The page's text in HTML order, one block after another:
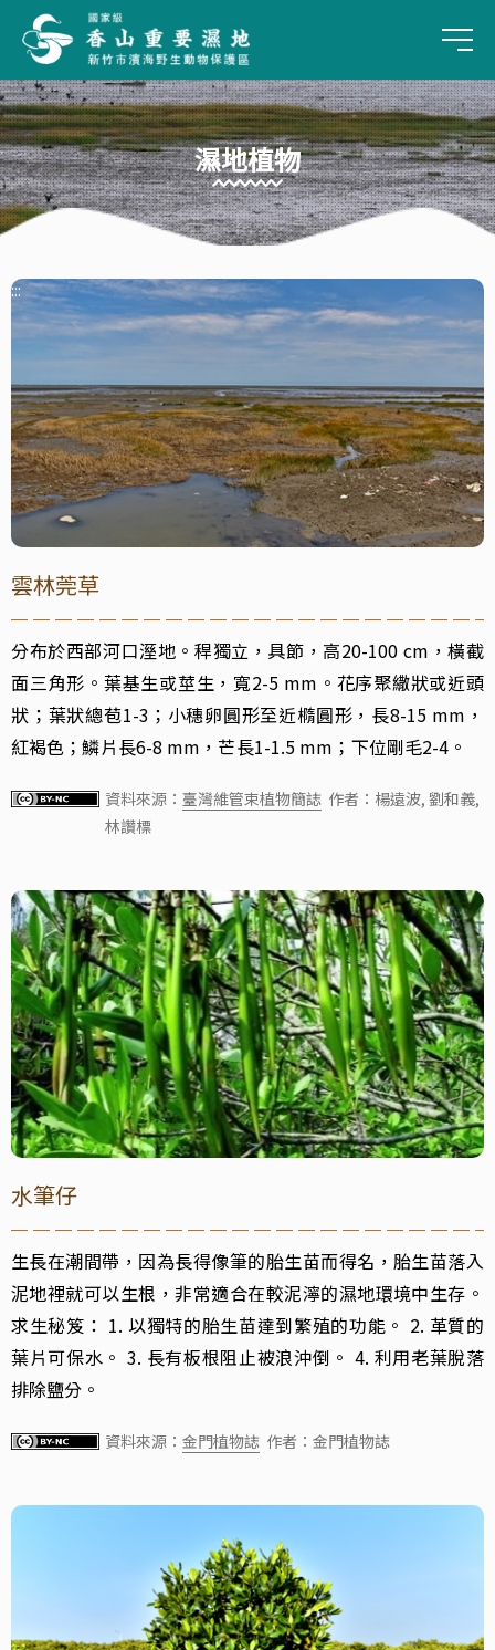
手
濕地植物
:::
雲林莞草
分布於西部河口溼地。稈獨立，具節，高20-100 cm，橫截面三角形
雲林莞草
分布於西部河口溼地。稈獨立，具節，高20-100 cm，橫截
面三角形。葉基生或莖生，寬2-5 mm。花序聚繖狀或近頭
狀；葉狀總苞1-3；小穗卵圓形至近橢圓形，長8-15 mm，
紅褐色；鱗片長6-8 mm，芒長1-1.5 mm；下位剛毛2-4。
資料來源： 臺灣維管束植物簡誌 作者：楊遠波, 劉和義,
林讚標
水筆仔
生長在潮間帶，因為長得像筆的胎生苗而得名，胎生苗落入泥地裡就
水筆仔
生長在潮間帶，因為長得像筆的胎生苗而得名，胎生苗落入
泥地裡就可以生根，非常適合在較泥濘的濕地環境中生存。
求生秘笈： 1. 以獨特的胎生苗達到繁殖的功能。 2. 革質的
葉片可保水。 3. 長有板根阻止被浪沖倒。 4. 利用老葉脫落
排除鹽分。
資料來源： 金門植物誌 作者：金門植物誌
紅海欖
有非常發達的氣生支持根，遠望好像唯美的蓬蓬裙。葉片革質、葉端